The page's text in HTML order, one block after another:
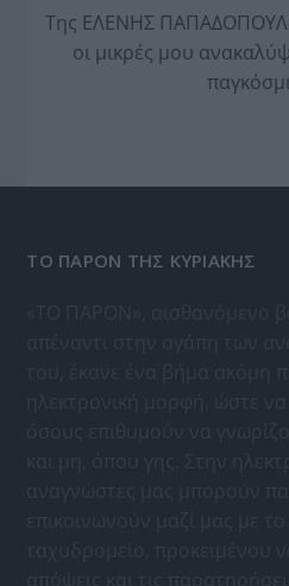
Της ΕΛΕΝΗΣ
οι μικρές μου
ΤΟ ΠΑΡΟΝ ΤΗΣ ΚΥΡΙΑΚΗΣ